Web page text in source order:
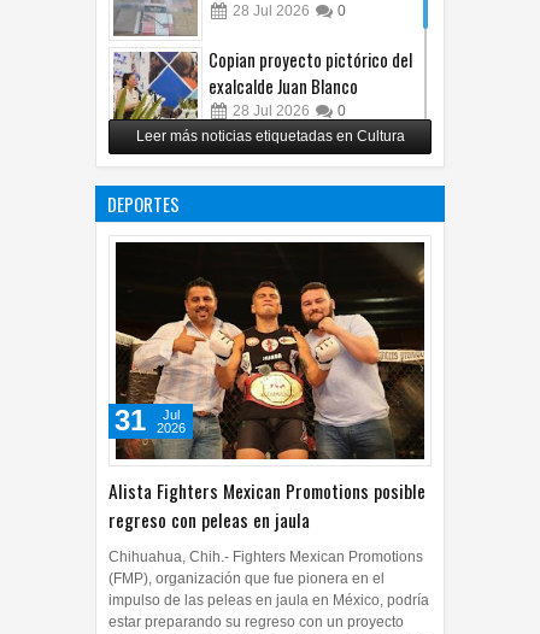
28 Jul 2026 0
Copian proyecto pictórico del
exalcalde Juan Blanco
28 Jul 2026 0
Impulsa UPCH creatividad y
lectura con taller de mini
27 Jul 2026 0
Leer más noticias etiquetadas en Cultura
DEPORTES
Alista Fighters Mexican Promotions posible
regreso con peleas en jaula
31
Jul
2026
Chihuahua, Chih.- Fighters Mexican Promotions
(FMP), organización que fue pionera en el
impulso de las peleas en jaula en México, podría
estar preparando su regreso con un proyecto